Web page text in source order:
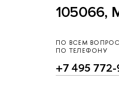
105066,
ПО ВСЕМ
ПО ТЕЛЕФОНУ
+7 495